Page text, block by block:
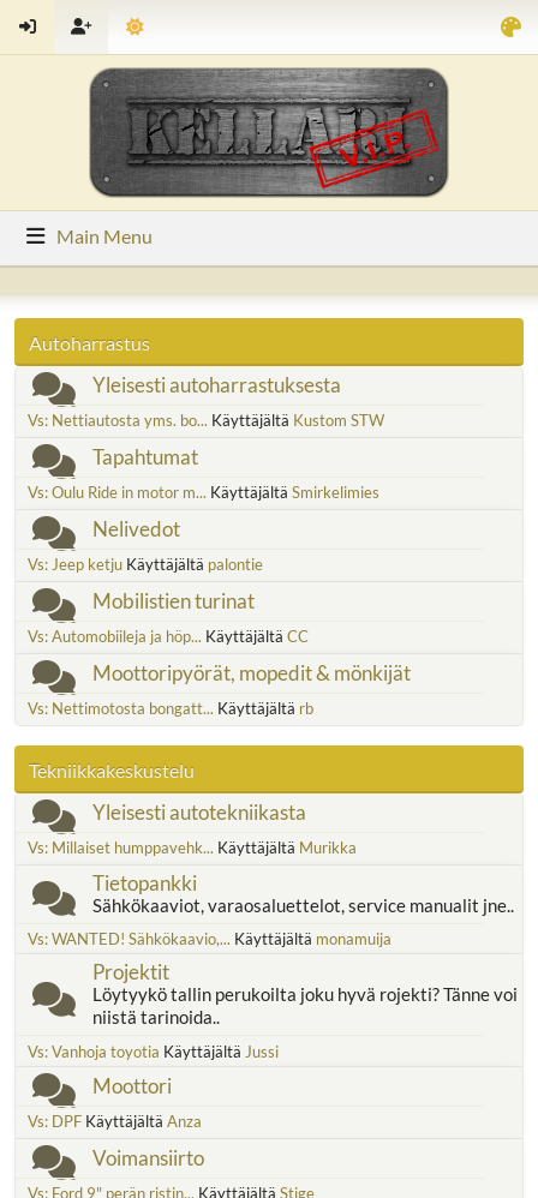
Main Menu
Autoharrastus
Yleisesti autoharrastuksesta
Vs: Nettiautosta yms. bo... Käyttäjältä Kustom STW
Tapahtumat
Vs: Oulu Ride in motor m... Käyttäjältä Smirkelimies
Nelivedot
Vs: Jeep ketju Käyttäjältä palontie
Mobilistien turinat
Vs: Automobiileja ja höp... Käyttäjältä CC
Moottoripyörät, mopedit & mönkijät
Vs: Nettimotosta bongatt... Käyttäjältä rb
Tekniikkakeskustelu
Yleisesti autotekniikasta
Vs: Millaiset humppavehk... Käyttäjältä Murikka
Tietopankki
Sähkökaaviot, varaosaluettelot, service manualit jne..
Vs: WANTED! Sähkökaavio,... Käyttäjältä monamuija
Projektit
Löytyykö tallin perukoilta joku hyvä rojekti? Tänne voi
niistä tarinoida..
Vs: Vanhoja toyotia Käyttäjältä Jussi
Moottori
Vs: DPF Käyttäjältä Anza
Voimansiirto
Vs: Ford 9" perän ristin... Käyttäjältä Stige